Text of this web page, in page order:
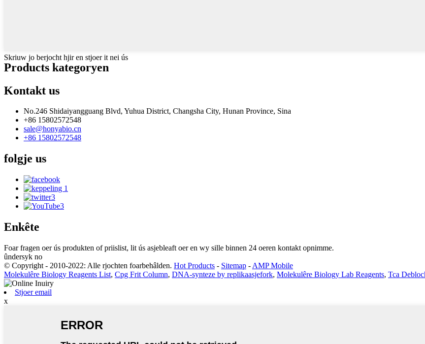
Skriuw jo berjocht hjir en stjoer it nei ús
Products kategoryen
Kontakt us
No.246 Shidaiyangguang Blvd, Yuhua District, Changsha City, Hunan Province, Sina
+86 15802572548
sale@honyabio.cn
+86 15802572548
folgje us
Enkête
Foar fragen oer ús produkten of priislist, lit ús asjebleaft oer en wy sille binnen 24 oeren kontakt opnimme.
ûndersyk no
© Copyright - 2010-2022: Alle rjochten foarbehâlden. Hot Products - Sitemap - AMP Mobile
Molekulêre Biology Reagents List, Cpg Frit Column, DNA-synteze by replikaasjefork, Molekulêre Biology Lab Reagents, Tca
Stjoer email
x